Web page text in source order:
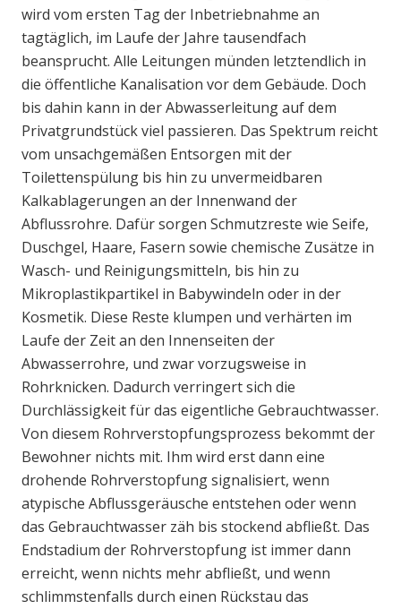
wird vom ersten Tag der Inbetriebnahme an
tagtäglich, im Laufe der Jahre tausendfach
beansprucht. Alle Leitungen münden letztendlich in
die öffentliche Kanalisation vor dem Gebäude. Doch
bis dahin kann in der Abwasserleitung auf dem
Privatgrundstück viel passieren. Das Spektrum reicht
vom unsachgemäßen Entsorgen mit der
Toilettenspülung bis hin zu unvermeidbaren
Kalkablagerungen an der Innenwand der
Abflussrohre. Dafür sorgen Schmutzreste wie Seife,
Duschgel, Haare, Fasern sowie chemische Zusätze in
Wasch- und Reinigungsmitteln, bis hin zu
Mikroplastikpartikel in Babywindeln oder in der
Kosmetik. Diese Reste klumpen und verhärten im
Laufe der Zeit an den Innenseiten der
Abwasserrohre, und zwar vorzugsweise in
Rohrknicken. Dadurch verringert sich die
Durchlässigkeit für das eigentliche Gebrauchtwasser.
Von diesem Rohrverstopfungsprozess bekommt der
Bewohner nichts mit. Ihm wird erst dann eine
drohende Rohrverstopfung signalisiert, wenn
atypische Abflussgeräusche entstehen oder wenn
das Gebrauchtwasser zäh bis stockend abfließt. Das
Endstadium der Rohrverstopfung ist immer dann
erreicht, wenn nichts mehr abfließt, und wenn
schlimmstenfalls durch einen Rückstau das